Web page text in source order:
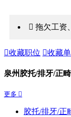
 拖欠工资
收藏职位 收藏
泉州胶托/排牙/正
更多 
胶托/排牙/正